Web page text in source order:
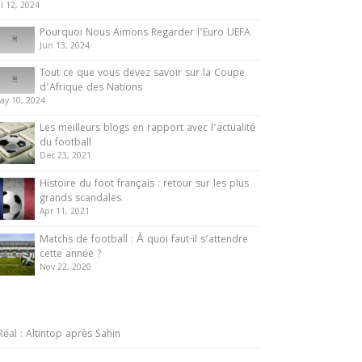
12, 2024
Pourquoi Nous Aimons Regarder l’Euro UEFA
Jun 13, 2024
Tout ce que vous devez savoir sur la Coupe
d’Afrique des Nations
10, 2024
Les meilleurs blogs en rapport avec l’actualité
du football
Dec 23, 2021
Histoire du foot français : retour sur les plus
grands scandales
Apr 11, 2021
Matchs de football : À quoi faut-il s’attendre
cette année ?
Nov 22, 2020
: Altintop après Sahin